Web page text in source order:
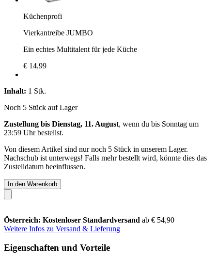
Küchenprofi
Vierkantreibe JUMBO
Ein echtes Multitalent für jede Küche
€ 14,99
Inhalt: 1 Stk.
Noch 5 Stück auf Lager
Zustellung bis Dienstag, 11. August, wenn du bis Sonntag um
23:59 Uhrbestellst.
Von diesem Artikel sind nur noch 5 Stück in unserem Lager.
Nachschub ist unterwegs! Falls mehr bestellt wird, könnte dies das
Zustelldatum beeinflussen.
In den Warenkorb
Österreich: Kostenloser Standardversand ab € 54,90
Weitere Infos zu Versand & Lieferung
Eigenschaften und Vorteile